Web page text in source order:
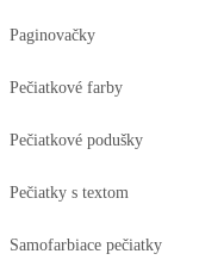
Paginovačky
Pečiatkové farby
Pečiatkové podušky
Pečiatky s textom
Samofarbiace pečiatky